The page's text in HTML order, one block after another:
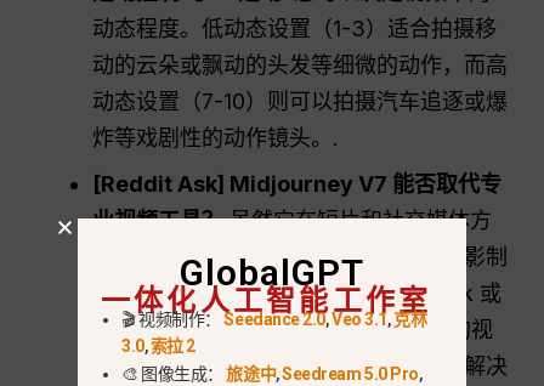
动态程度。低动态设置（1-3）适合拍摄移
动的云朵或飘动的头发等细微的动作，而高
动态设置（7-10）则可以拍摄汽车追逐或爆
炸等戏剧性的动作镜头。.
[Reddit Ask] Midjourney V7 能否取代专
业视频工具？虽然它在短片和社交媒体方
面表现出色，但它还不是一个完整的电影制
作工具。不过，对于那些需要为 TikTok 或
YouTube 开场白提供快速、令人惊叹的视
觉效果的创作者来说，它正在成为首选解决
GlobalGPT
一体化人工智能工作室
🎬 视频制作：Seedance 2.0,Veo 3.1,克林
3.0,索拉 2
🎨 图像生成：旅途中,Seedream 5.0 Pro,